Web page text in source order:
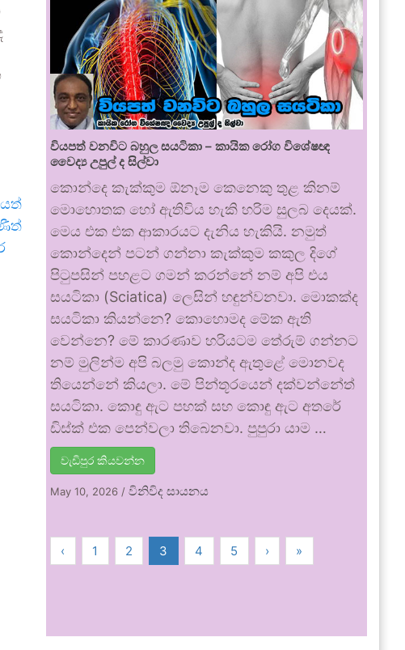
වියපත් වනවිට බහුල සයටිකා – කායික රෝග විශේෂඥ
වෛද්‍ය උපුල් ද සිල්වා
කොන්දෙ කැක්කුම ඕනෑම කෙනෙකු තුළ කිනම්
මොහොතක හෝ ඇතිවිය හැකි හරිම සුලබ දෙයක්.
මෙය එක එක ආකාරයට දැනිය හැකියි. නමුත්
කොන්දෙන් පටන් ගන්නා කැක්කුම කකුල දිගේ
පිටුපසින් පහළට ගමන් කරන්නේ නම් අපි එය
සයටිකා (Sciatica) ලෙසින් හඳුන්වනවා. මොකක්ද
සයටිකා කියන්නෙ? කොහොමද මේක ඇති
වෙන්නෙ? මේ කාරණාව හරියටම තේරුම් ගන්නට
නම් මුලින්ම අපි බලමු කොන්ද ඇතුළේ මොනවද
තියෙන්නේ කියලා. මේ පින්තූරයෙන් දක්වන්නේත්
සයටිකා. කොඳු ඇට පහක් සහ කොඳු ඇට අතරේ
ඩිස්ක් එක පෙන්වලා තිබෙනවා. පුපුරා යාම …
වැඩිපුර කියවන්න
May 10, 2026 /විනිවිද සායනය
‹ 1 2 3 4 5 › »